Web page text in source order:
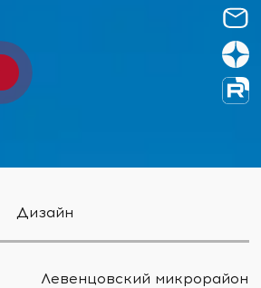
Дизайн
Левенцовский микрорайон